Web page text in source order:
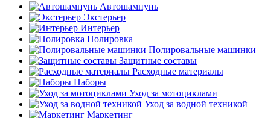
Автошампунь
Экстерьер
Интерьер
Полировка
Полировальные машинки
Защитные составы
Расходные материалы
Наборы
Уход за мотоциклами
Уход за водной техникой
Маркетинг